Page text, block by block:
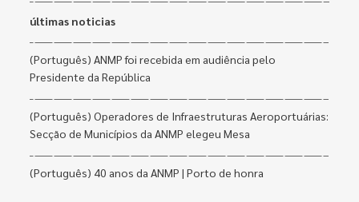
últimas noticias
(Português) ANMP foi recebida em audiência pelo
Presidente da República
(Português) Operadores de Infraestruturas Aeroportuárias:
Secção de Municípios da ANMP elegeu Mesa
(Português) 40 anos da ANMP | Porto de honra